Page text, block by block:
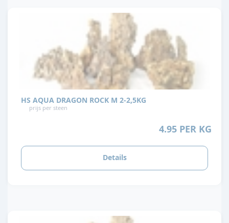
HS AQUA DRAGON ROCK M 2-2,5KG
prijs per steen
4.95 PER KG
Details